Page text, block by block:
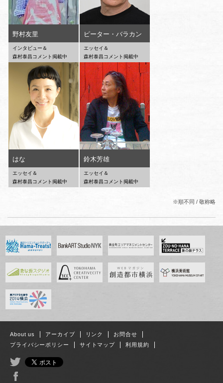
野村友里
インタビュー＆
森村泰昌コメント掲載中
ピーター・バラカン
エッセイ＆
森村泰昌コメント掲載中
はな
エッセイ＆
森村泰昌コメント掲載中
鈴木芳雄
エッセイ＆
森村泰昌コメント掲載中
※順不同 / 敬称略
About us アーカイブ リンク
お問合せ
プライバシーポリシー
サイトマップ 利用規約